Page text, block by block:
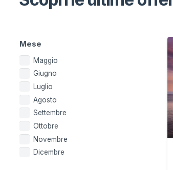
Mese
Maggio
Giugno
Luglio
Agosto
Settembre
Ottobre
Novembre
Dicembre